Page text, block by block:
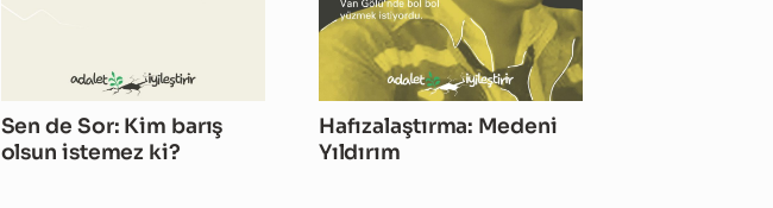
Sen de Sor: Kim barış
olsun istemez ki?
Hafızalaştırma: Medeni
Yıldırım